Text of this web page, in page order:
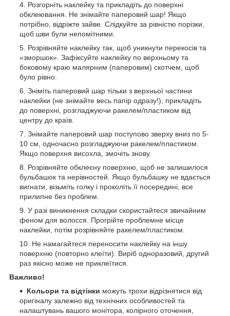
Розгорніть наклейку та прикладіть до поверхні
обклеювання. Не знімайте паперовий шар! Якщо
потрібно, відріжте зайве. Слідкуйте за рівністю порізки,
щоб шви були непомітними.
Розрівняйте наклейку так, щоб уникнути перекосів та
«зморшок». Зафіксуйте наклейку по верхньому та
боковому краю малярним (паперовим) скотчем, щоб
було рівно.
Зніміть паперовий шар тільки з верхньої частини
наклейки (не знімайте весь папір одразу!), прикладіть
до поверхні, розгладжуючи ракелем/пластиком від
центру до країв.
Знімайте паперовий шар поступово зверху вниз по 5-
10 см, одночасно розгладжуючи ракелем/пластиком.
Якщо поверхня висохла, змочіть знову.
Розрівняйте обклеєну поверхню, щоб не залишилося
бульбашок та нерівностей. Якщо бульбашку не вдається
вигнати, візьміть голку і проколіть її посередині, все
прилипне без проблем.
У разі виникнення складки скористайтеся звичайним
феном для волосся. Прогрійте проблемне місце
наклейки, потім розрівняйте ракелем/пластиком.
Не намагайтеся переносити наклейку на іншу
поверхню (повторно клеїти). Виріб одноразовий, другий
раз якісно може не приклеїтися.
Важливо!
Кольори та відтінки можуть трохи відрізнятися від
оригіналу залежно від технічних особливостей та
налаштувань вашого монітора, колірного оточення,